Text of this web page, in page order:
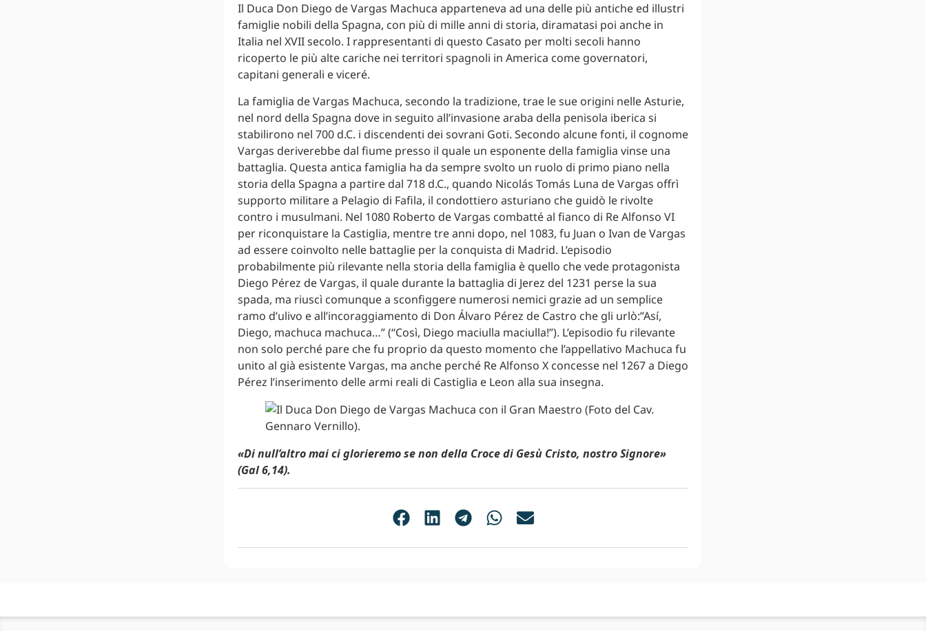
Il Duca Don Diego de Vargas Machuca apparteneva ad una delle più antiche ed illustri
famiglie nobili della Spagna, con più di mille anni di storia, diramatasi poi anche in
Italia nel XVII secolo. I rappresentanti di questo Casato per molti secoli hanno
ricoperto le più alte cariche nei territori spagnoli in America come governatori,
capitani generali e viceré.
La famiglia de Vargas Machuca, secondo la tradizione, trae le sue origini nelle Asturie,
nel nord della Spagna dove in seguito all’invasione araba della penisola iberica si
stabilirono nel 700 d.C. i discendenti dei sovrani Goti. Secondo alcune fonti, il cognome
Vargas deriverebbe dal fiume presso il quale un esponente della famiglia vinse una
battaglia. Questa antica famiglia ha da sempre svolto un ruolo di primo piano nella
storia della Spagna a partire dal 718 d.C., quando Nicolás Tomás Luna de Vargas offrì
supporto militare a Pelagio di Fafila, il condottiero asturiano che guidò le rivolte
contro i musulmani. Nel 1080 Roberto de Vargas combatté al fianco di Re Alfonso VI
per riconquistare la Castiglia, mentre tre anni dopo, nel 1083, fu Juan o Ivan de Vargas
ad essere coinvolto nelle battaglie per la conquista di Madrid. L’episodio
probabilmente più rilevante nella storia della famiglia è quello che vede protagonista
Diego Pérez de Vargas, il quale durante la battaglia di Jerez del 1231 perse la sua
spada, ma riuscì comunque a sconfiggere numerosi nemici grazie ad un semplice
ramo d’ulivo e all’incoraggiamento di Don Álvaro Pérez de Castro che gli urlò:”Así,
Diego, machuca machuca…” (“Così, Diego maciulla maciulla!”). L’episodio fu rilevante
non solo perché pare che fu proprio da questo momento che l’appellativo Machuca fu
unito al già esistente Vargas, ma anche perché Re Alfonso X concesse nel 1267 a Diego
Pérez l’inserimento delle armi reali di Castiglia e Leon alla sua insegna.
«Di null’altro mai ci glorieremo se non della Croce di Gesù Cristo, nostro Signore»
(Gal 6,14).